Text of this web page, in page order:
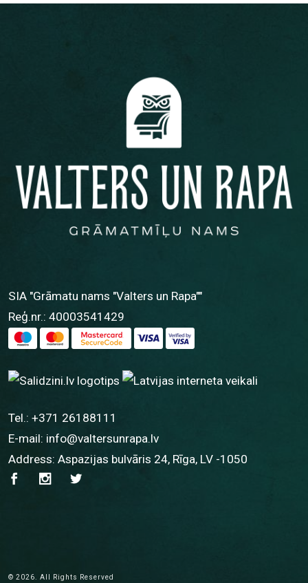
SIA "Grāmatu nams "Valters un Rapa""
Reģ.nr.: 40003541429
Tel.: +371 26188111
E-mail: info@valtersunrapa.lv
Address: Aspazijas bulvāris 24, Rīga, LV -1050
© 2026. All Rights Reserved